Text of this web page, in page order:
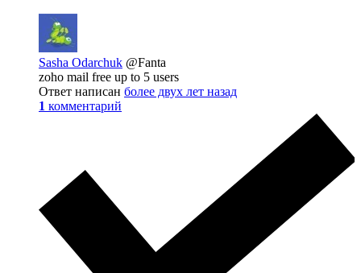
Sasha Odarchuk @Fanta
zoho mail free up to 5 users
Ответ написан более двух лет назад
1 комментарий